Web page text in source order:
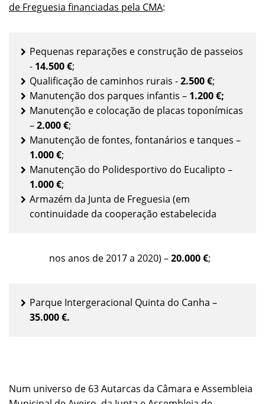
de Freguesia financiadas pela CMA:
Pequenas reparações e construção de passeios
- 14.500 €;
Qualificação de caminhos rurais -2.500 €;
Manutenção dos parques infantis – 1.200 €;
Manutenção e colocação de placas toponímicas
–2.000 €;
Manutenção de fontes, fontanários e tanques –
1.000 €;
Manutenção do Polidesportivo do Eucalipto –
1.000 €;
Armazém da Junta de Freguesia (em
continuidade da cooperação estabelecida
nos anos de 2017 a 2020) –20.000 €;
Parque Intergeracional Quinta do Canha –
35.000 €.
Num universo de 63 Autarcas da Câmara e Assembleia